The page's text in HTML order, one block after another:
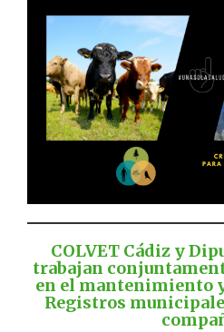
COLVET Cádiz y
trabajan
en el mantenimiento
Registros